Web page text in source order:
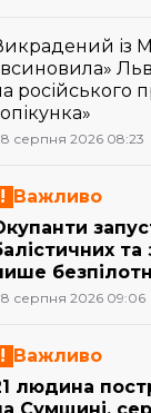
із
російського
серпня 2026 08:23
Важливо
та
серпня 2026 09:06
Важливо
людина
Ми